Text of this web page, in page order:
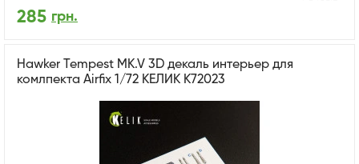
285 грн.
Hawker Tempest MK.V 3D декаль интерьер для
комлпекта Airfix 1/72 КЕЛИК K72023